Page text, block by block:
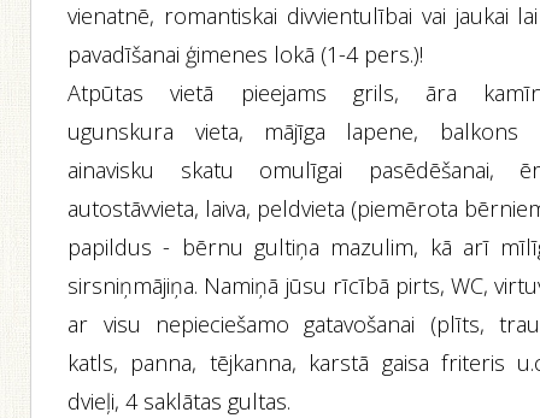
vienatnē, romantiskai divvientulībai vai jaukai
pavadīšanai ģimenes lokā (1-4 pers.)!
Atpūtas vietā pieejams grils, āra
ugunskura vieta, mājīga lapene, balkons
ainavisku skatu omulīgai pasēdēšanai,
autostāvvieta, laiva, peldvieta (piemērota
papildus - bērnu gultiņa mazulim, kā arī
sirsniņmājiņa. Namiņā jūsu rīcībā pirts, WC,
ar visu nepieciešamo gatavošanai (plīts,
katls, panna, tējkanna, karstā gaisa friteris
dvieļi, 4 saklātas gultas.